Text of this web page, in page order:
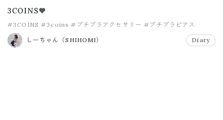
3COINS🧡
#3COINS #3coins #プチプラアクセサリー #プチプラピアス
しーちゃん（SHIHOMI） Diary